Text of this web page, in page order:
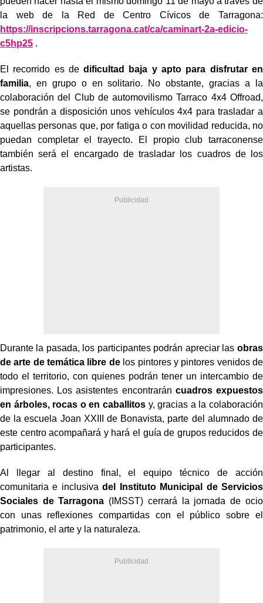
la web de la Red de Centro Cívicos de Tarragona:
https://inscripcions.tarragona.cat/ca/caminart-2a-edicio-
c5hp25 .
El recorrido es dedificultad baja y apto para disfrutar en
familia, en grupo o en solitario. No obstante, gracias a la
colaboración del Club de automovilismo Tarraco 4x4 Offroad,
se pondrán a disposición unos vehículos 4x4 para trasladar a
aquellas personas que, por fatiga o con movilidad reducida, no
puedan completar el trayecto. El propio club tarraconense
también será el encargado de trasladar los cuadros de los
artistas.
Durante la pasada, los participantes podrán apreciar las obras
de arte de temática libre delos pintores y pintores venidos de
todo el territorio, con quienes podrán tener un intercambio de
impresiones. Los asistentes encontrarán cuadros expuestos
en árboles, rocas o en caballitosy, gracias a la colaboración
de la escuela Joan XXIII de Bonavista, parte del alumnado de
este centro acompañará y hará el guía de grupos reducidos de
participantes.
Al llegar al destino final, el equipo técnico de acción
comunitaria e inclusivadel Instituto Municipal de Servicios
Sociales de Tarragona (IMSST) cerrará la jornada de ocio
con unas reflexiones compartidas con el público sobre el
patrimonio, el arte y la naturaleza.